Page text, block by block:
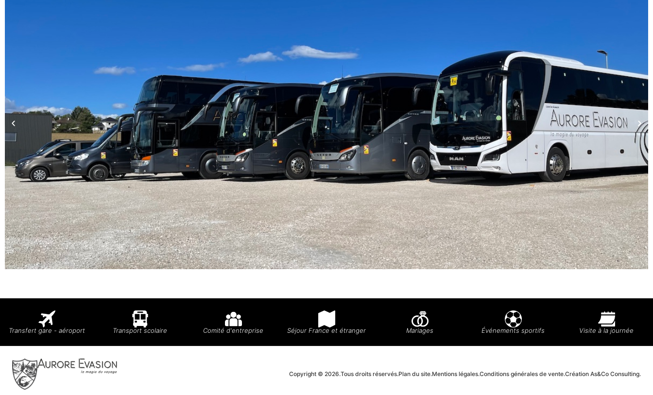
Transfert gare - aéroport Transport scolaire Comité d'entreprise Séjour France et étranger Mariages Événements sportifs Visite à la journée
Copyright © 2026.Tous droits réservés.Plan du site.Mentions légales.Conditions générales de vente.Création As&Co Consulting.